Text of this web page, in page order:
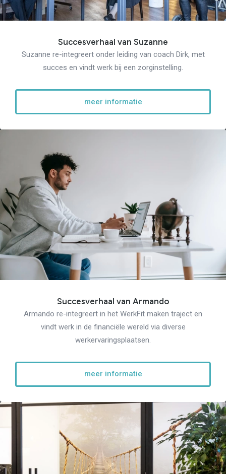
Succesverhaal van Suzanne
Suzanne re-integreert onder leiding van coach Dirk, met
succes en vindt werk bij een zorginstelling.
meer informatie
Succesverhaal van Armando
Armando re-integreert in het WerkFit maken traject en
vindt werk in de financiële wereld via diverse
werkervaringsplaatsen.
meer informatie